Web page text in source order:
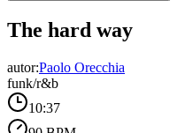
The hard way
autor:Paolo Orecchia
funk/r&b
10:37